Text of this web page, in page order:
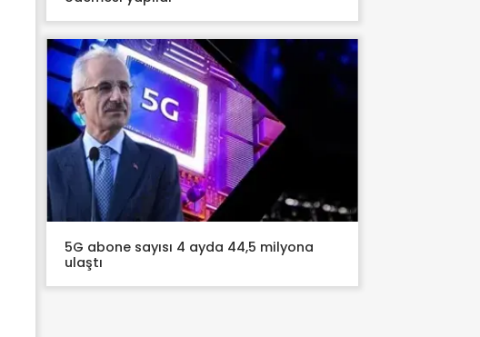
5G abone sayısı 4 ayda 44,5 milyona
ulaştı